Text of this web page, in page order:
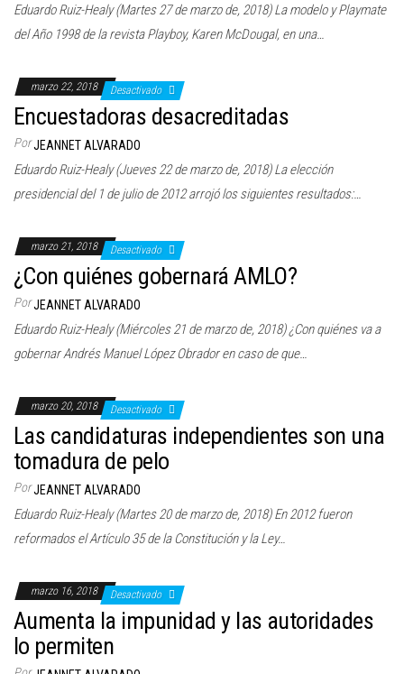
Eduardo Ruiz-Healy (Martes 27 de marzo de, 2018) La modelo y Playmate
del Año 1998 de la revista Playboy, Karen McDougal, en una…
marzo 22, 2018 Desactivado
Encuestadoras desacreditadas
PorJEANNET ALVARADO
Eduardo Ruiz-Healy (Jueves 22 de marzo de, 2018) La elección
presidencial del 1 de julio de 2012 arrojó los siguientes resultados:…
marzo 21, 2018 Desactivado
¿Con quiénes gobernará AMLO?
PorJEANNET ALVARADO
Eduardo Ruiz-Healy (Miércoles 21 de marzo de, 2018) ¿Con quiénes va a
gobernar Andrés Manuel López Obrador en caso de que…
marzo 20, 2018 Desactivado
Las candidaturas independientes son una
tomadura de pelo
PorJEANNET ALVARADO
Eduardo Ruiz-Healy (Martes 20 de marzo de, 2018) En 2012 fueron
reformados el Artículo 35 de la Constitución y la Ley…
marzo 16, 2018 Desactivado
Aumenta la impunidad y las autoridades
lo permiten